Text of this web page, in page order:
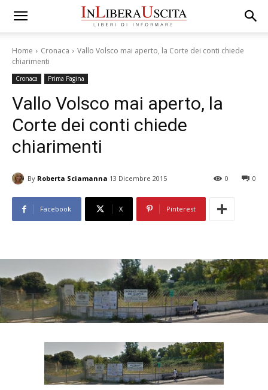
Home Cronaca
Vallo Volsco mai aperto, la Corte dei conti chiede
chiarimenti
Cronaca Prima Pagina
Vallo Volsco mai aperto, la
Corte dei conti chiede
chiarimenti
By Roberta Sciamanna 13 Dicembre 2015 0
0
Facebook X Pinterest